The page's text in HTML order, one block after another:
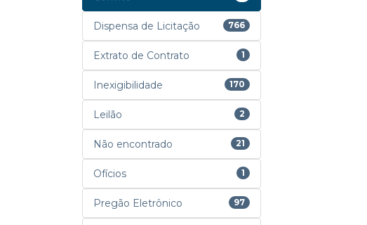
Dispensa de Licitação 766
Extrato de Contrato 1
Inexigibilidade 170
Leilão 2
Não encontrado 21
Ofícios 1
Pregão Eletrônico 97